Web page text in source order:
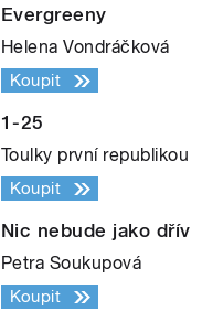
Evergreeny
Helena Vondráčková
Koupit
1-25
Toulky první republikou
Koupit
Nic nebude jako dřív
Petra Soukupová
Koupit